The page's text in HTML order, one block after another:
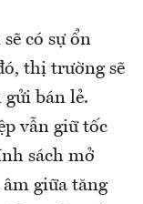
có sự ổn
thị trường sẽ
gửi bán lẻ.
vẫn giữ tốc
sách mở
giữa tăng